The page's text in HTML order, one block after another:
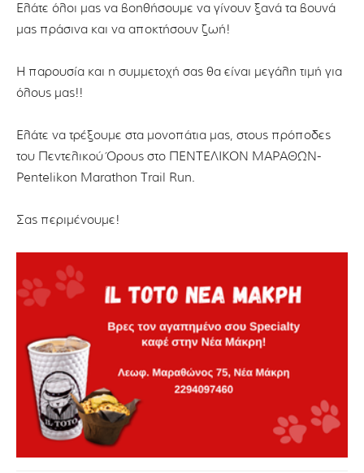
Ελάτε όλοι μας να βοηθήσουμε να γίνουν ξανά τα βουνά
μας πράσινα και να αποκτήσουν ζωή!
Η παρουσία και η συμμετοχή σας θα είναι μεγάλη τιμή για
όλους μας!!
Ελάτε να τρέξουμε στα μονοπάτια μας, στους πρόποδες
του Πεντελικού Όρους στο ΠΕΝΤΕΛΙΚΟΝ ΜΑΡΑΘΩΝ-
Pentelikon Marathon Trail Run.
Σας περιμένουμε!